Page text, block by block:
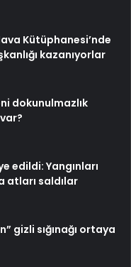
Kütüphanesi’nde
kazanıyorlar
dokunulmazlık
edildi: Yangınları
atları saldılar
gizli sığınağı ortaya